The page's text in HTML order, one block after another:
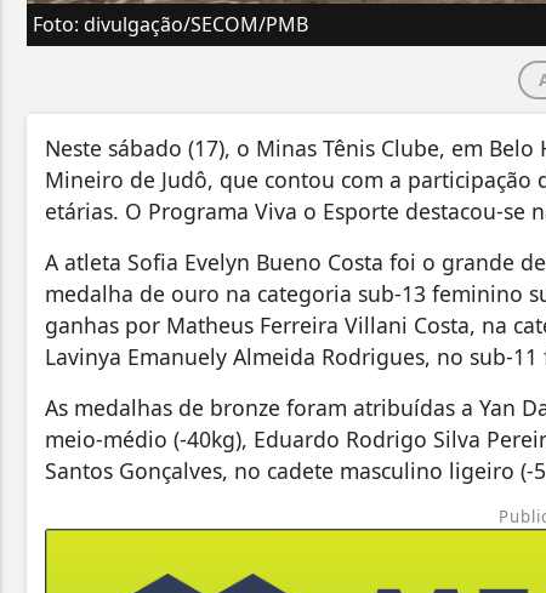
Foto: divulgação/SECOM/PMB
Neste sábado (17), o Minas Tênis Clube, em
Mineiro de Judô, que contou com a participação
etárias. O Programa Viva o Esporte destacou-
A atleta Sofia Evelyn Bueno Costa foi o grande
medalha de ouro na categoria sub-13 feminino
ganhas por Matheus Ferreira Villani Costa, na
Lavinya Emanuely Almeida Rodrigues, no sub-
As medalhas de bronze foram atribuídas a Yan
meio-médio (-40kg), Eduardo Rodrigo Silva
Santos Gonçalves, no cadete masculino ligeiro (-